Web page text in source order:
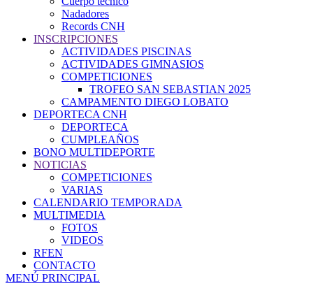
Nadadores
Records CNH
INSCRIPCIONES
ACTIVIDADES PISCINAS
ACTIVIDADES GIMNASIOS
COMPETICIONES
TROFEO SAN SEBASTIAN 2025
CAMPAMENTO DIEGO LOBATO
DEPORTECA CNH
DEPORTECA
CUMPLEAÑOS
BONO MULTIDEPORTE
NOTICIAS
COMPETICIONES
VARIAS
CALENDARIO TEMPORADA
MULTIMEDIA
FOTOS
VIDEOS
RFEN
CONTACTO
MENÚ PRINCIPAL